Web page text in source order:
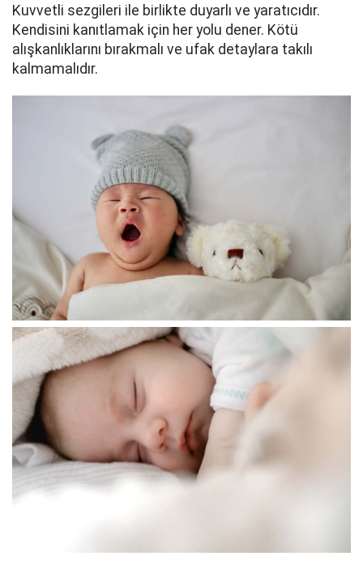
Kuvvetli sezgileri ile birlikte duyarlı ve yaratıcıdır.
Kendisini kanıtlamak için her yolu dener. Kötü
alışkanlıklarını bırakmalı ve ufak detaylara takılı
kalmamalıdır.